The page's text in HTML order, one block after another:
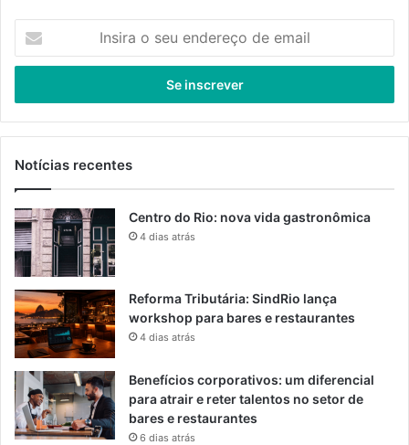
seu
de
email
Notícias recentes
Centro do Rio: nova vida gastronômica
4 dias atrás
Reforma Tributária: SindRio lança
workshop para bares e restaurantes
4 dias atrás
Benefícios corporativos: um diferencial
para atrair e reter talentos no setor de
bares e restaurantes
6 dias atrás